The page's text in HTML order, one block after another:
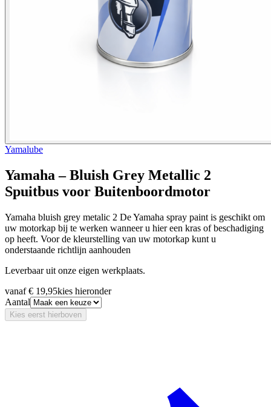
Yamalube
Yamaha – Bluish Grey Metallic 2
Spuitbus voor Buitenboordmotor
Yamaha bluish grey metalic 2 De Yamaha spray paint is geschikt om
uw motorkap bij te werken wanneer u hier een kras of beschadiging
op heeft. Voor de kleurstelling van uw motorkap kunt u
onderstaande richtlijn aanhouden
Leverbaar uit onze eigen werkplaats.
vanaf€ 19,95kies hieronder
Aantal
Kies eerst hierboven